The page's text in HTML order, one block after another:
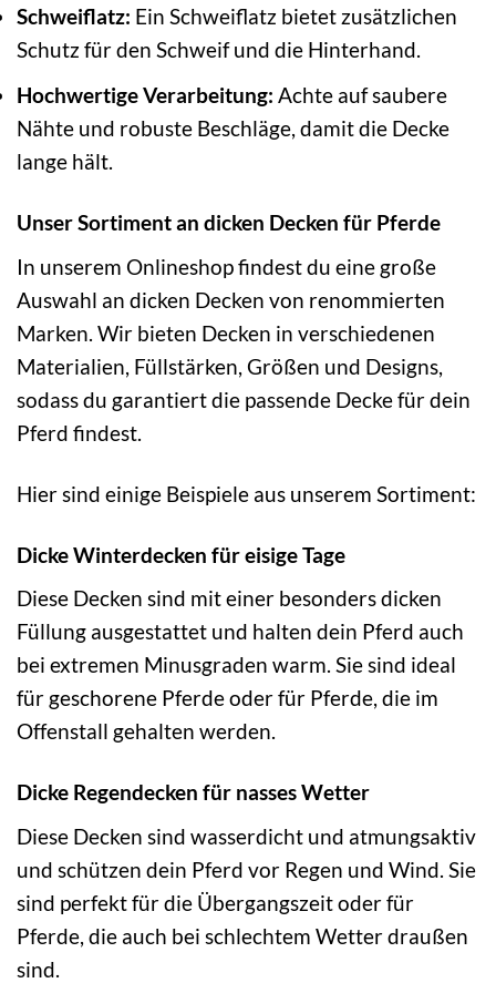
Schweiflatz: Ein Schweiflatz bietet zusätzlichen
Schutz für den Schweif und die Hinterhand.
Hochwertige Verarbeitung: Achte auf saubere
Nähte und robuste Beschläge, damit die Decke
lange hält.
Unser Sortiment an dicken Decken für Pferde
In unserem Onlineshop findest du eine große
Auswahl an dicken Decken von renommierten
Marken. Wir bieten Decken in verschiedenen
Materialien, Füllstärken, Größen und Designs,
sodass du garantiert die passende Decke für dein
Pferd findest.
Hier sind einige Beispiele aus unserem Sortiment:
Dicke Winterdecken für eisige Tage
Diese Decken sind mit einer besonders dicken
Füllung ausgestattet und halten dein Pferd auch
bei extremen Minusgraden warm. Sie sind ideal
für geschorene Pferde oder für Pferde, die im
Offenstall gehalten werden.
Dicke Regendecken für nasses Wetter
Diese Decken sind wasserdicht und atmungsaktiv
und schützen dein Pferd vor Regen und Wind. Sie
sind perfekt für die Übergangszeit oder für
Pferde, die auch bei schlechtem Wetter draußen
sind.